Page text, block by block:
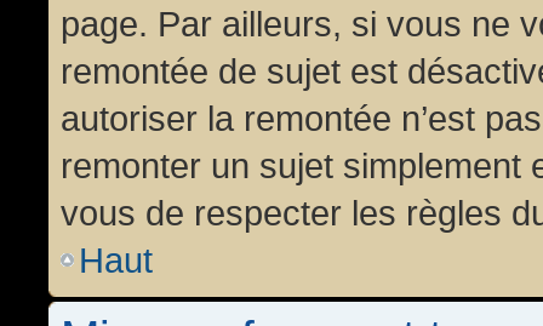
page. Par ailleurs, si vous ne
remontée de sujet est
autoriser la remontée n’est
remonter un sujet simplement
vous de respecter les règles
Haut